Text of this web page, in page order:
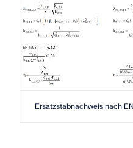
Erste Schritte
Anwendungen
Modellobjekte
Abos & Preise
Beispiele
Ersatzstabnachweis nach